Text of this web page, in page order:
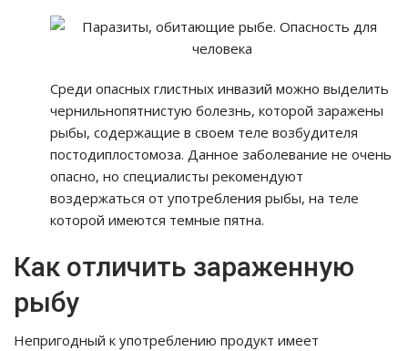
Среди опасных глистных инвазий можно выделить
чернильнопятнистую болезнь, которой заражены
рыбы, содержащие в своем теле возбудителя
постодиплостомоза. Данное заболевание не очень
опасно, но специалисты рекомендуют
воздержаться от употребления рыбы, на теле
которой имеются темные пятна.
Как отличить зараженную
рыбу
Непригодный к употреблению продукт имеет